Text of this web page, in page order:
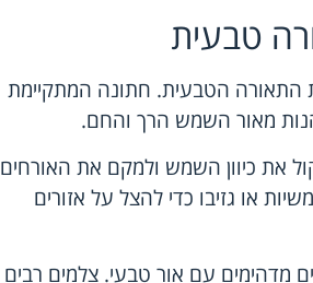
טבעית
התאורה הטבעית. חתונה המתקיימת
מאור השמש הרך והחם.
את כיוון השמש ולמקם את האורחים
או גזיבו כדי להצל על אזורים
מדהימים עם אור טבעי. צלמים רבים